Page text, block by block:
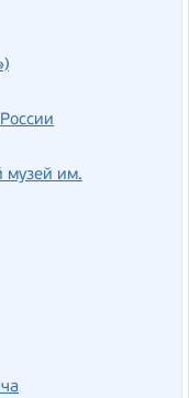
музей им.